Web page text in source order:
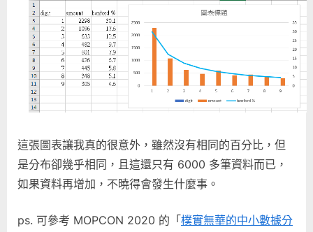
這張圖表讓我真的很意外，雖然沒有相同的百分比，但
是分布卻幾乎相同，且這還只有 6000 多筆資料而已，
如果資料再增加，不曉得會發生什麼事。
ps. 可參考 MOPCON 2020 的「 樸實無華的中小數據分